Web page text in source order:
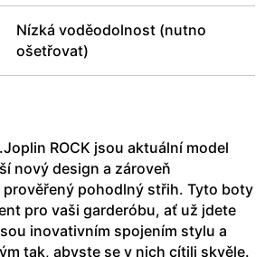
Nízká voděodolnost (nutno
ošetřovat)
ROCK jsou aktuální model
nový design a zároveň
pohodlný střih. Tyto boty
pro vaši garderóbu, ať už jdete
inovativním spojením stylu a
tak, abyste se v nich cítili skvěle.